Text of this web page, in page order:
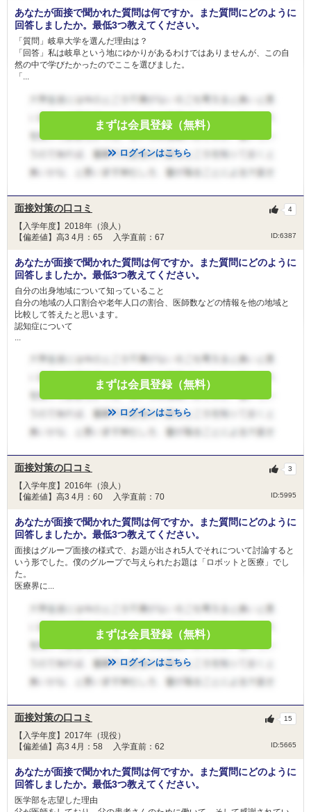
あなたが面接で聞かれた質問は何ですか。また質問にどのように
回答しましたか。最低3つ教えてください。
「質問」岐阜大学を選んだ理由は？
「回答」私は岐阜という地にゆかりがあるわけではありませんが、この自
然の中で学びたかったのでここを選びました。
「...
まずは会員登録（無料）
ログインはこちら
面接対策の口コミ
【入学年度】2018年（浪人）
【偏差値】高3 4月：65 入学直前：67
ID:6387
4
あなたが面接で聞かれた質問は何ですか。また質問にどのように
回答しましたか。最低3つ教えてください。
自分の出身地域について知っていること
自分の地域の人口割合や老年人口の割合、医師数などの情報を他の地域と
比較して答えたと思います。
認知症について
...
まずは会員登録（無料）
ログインはこちら
面接対策の口コミ
【入学年度】2016年（浪人）
【偏差値】高3 4月：60 入学直前：70
ID:5995
3
あなたが面接で聞かれた質問は何ですか。また質問にどのように
回答しましたか。最低3つ教えてください。
面接はグループ面接の様式で、お題が出され5人でそれについて討論すると
いう形でした。僕のグループで与えられたお題は「ロボットと医療」でし
た。
医療界に...
まずは会員登録（無料）
ログインはこちら
面接対策の口コミ
【入学年度】2017年（現役）
【偏差値】高3 4月：58 入学直前：62
ID:5665
15
あなたが面接で聞かれた質問は何ですか。また質問にどのように
回答しましたか。最低3つ教えてください。
医学部を志望した理由